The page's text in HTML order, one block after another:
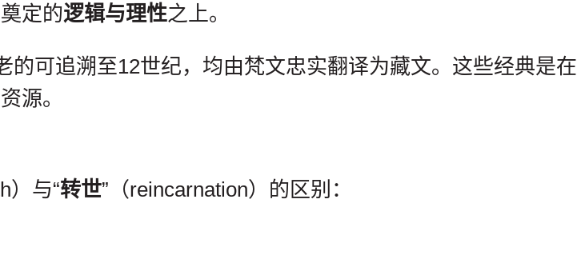
定的逻辑与理性之上。
可追溯至12世纪，均由梵文忠实翻译为藏文。这些经典是在
源。
）与“转世”（reincarnation）的区别：